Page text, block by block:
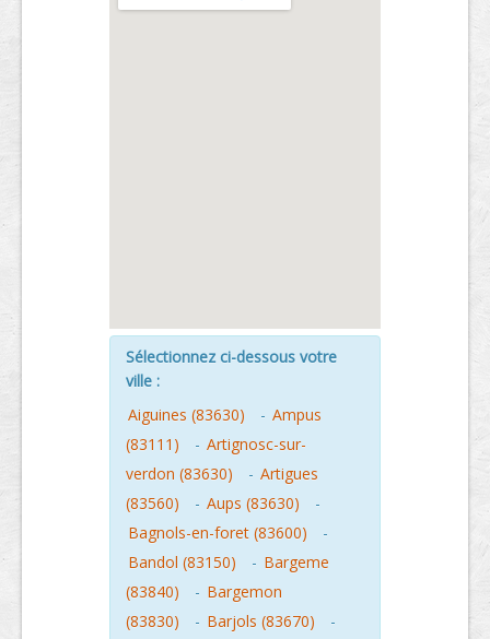
Sélectionnez ci-dessous votre
ville :
Aiguines (83630)
- Ampus
(83111)
- Artignosc-sur-
verdon (83630)
- Artigues
(83560)
- Aups (83630)
-
Bagnols-en-foret (83600)
-
Bandol (83150)
- Bargeme
(83840)
- Bargemon
(83830)
- Barjols (83670)
-